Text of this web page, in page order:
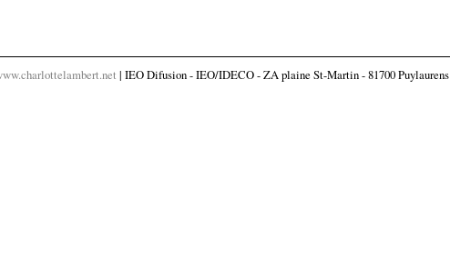
| IEO Difusion - IEO/IDECO - ZA plaine St-Martin - 81700 Puylaurens